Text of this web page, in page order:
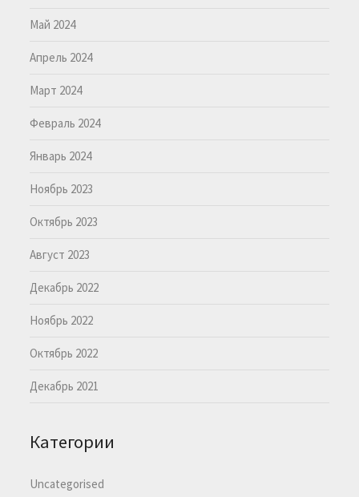
Май 2024
Апрель 2024
Март 2024
Февраль 2024
Январь 2024
Ноябрь 2023
Октябрь 2023
Август 2023
Декабрь 2022
Ноябрь 2022
Октябрь 2022
Декабрь 2021
Категории
Uncategorised